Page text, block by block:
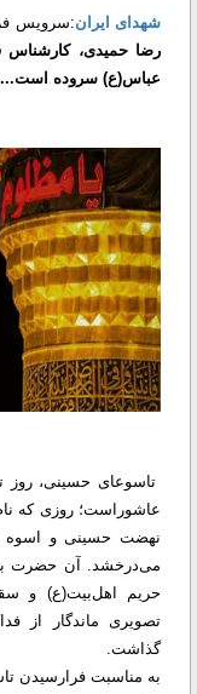
شهدای ایران:سرویس
رضا حمیدی، کارشناس
عباس(ع) سروده است...
تاسوعای حسینی، روز
عاشوراست؛ روزی که
نهضت حسینی و اسوه
می‌درخشد. آن حضرت با
حریم اهل‌بیت(ع) و
تصویری ماندگار از
گذاشت.
به مناسبت فرارسیدن